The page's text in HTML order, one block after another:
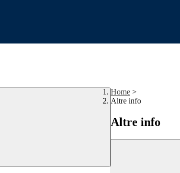
Home >
Altre info
Altre info